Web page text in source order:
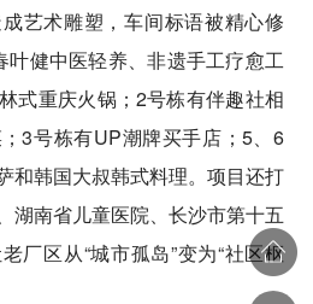
艺术雕塑，车间标语被精心修
叶健中医轻养、非遗手工疗愈工
式重庆火锅；2号栋有伴趣社相
3号栋有UP潮牌买手店；5、6
和韩国大叔韩式料理。项目还打
湖南省儿童医院、长沙市第十五
厂区从“城市孤岛”变为“社区枢